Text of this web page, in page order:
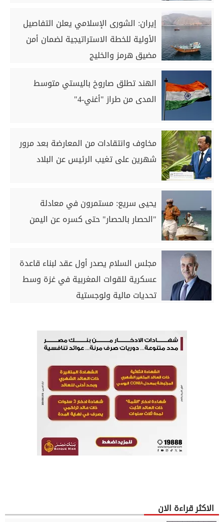
إيران: الشورى الإسلامي يعلن التفاصيل
الأولية للخطة الاستراتيجية لضمان أمن
مضيق هرمز والخليج
الهند تطلق صاروخ باليستي متوسط
المدى من طراز "أغني-4"
مخاوف وانتقادات من المعارضة بعد مرور
شهرين على تغيب الرئيس عن البلاد
يحيى سريع: مستمرون في معادلة
"الحصار بالحصار" حتى كسره عن اليمن
مجلس السلام يصدر أول عقد لبناء قاعدة
عسكرية للقوات المغربية في غزة وسط
تحديات مالية ولوجستية
الاكثر قراءة الان